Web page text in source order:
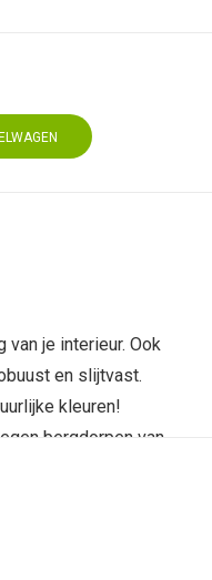
je interieur. Ook
en slijtvast.
kleuren!
bergdorpen van
handgemaakt en
kleurstoffen,
de maker is